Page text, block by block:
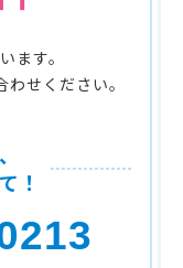
ます。
せください。
！